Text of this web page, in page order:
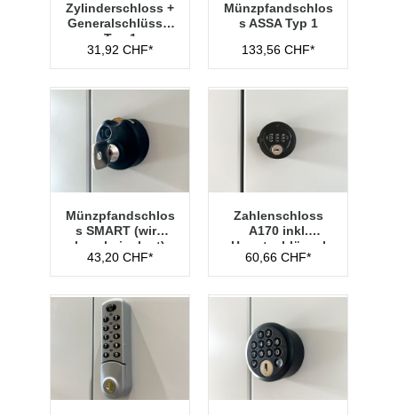
Zylinderschloss +
Generalschlüssel
Typ 1
31,92 CHF*
Münzpfandschlos
s ASSA Typ 1
133,56 CHF*
Münzpfandschlos
s SMART (wird
lose beigelegt)
43,20 CHF*
Zahlenschloss
A170 inkl.
Hauptschlüssel
Typ 1
60,66 CHF*